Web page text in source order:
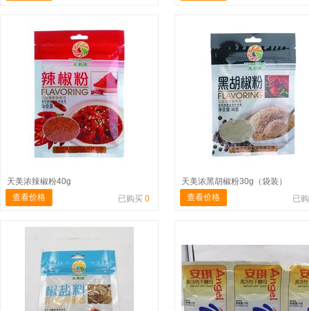
天美浓辣椒粉40g
查看价格
已购买 0
天美浓黑胡椒粉30g（袋装）
查看价格
已